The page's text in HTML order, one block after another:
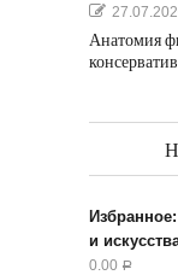
Анатомия
и
0.00 Р